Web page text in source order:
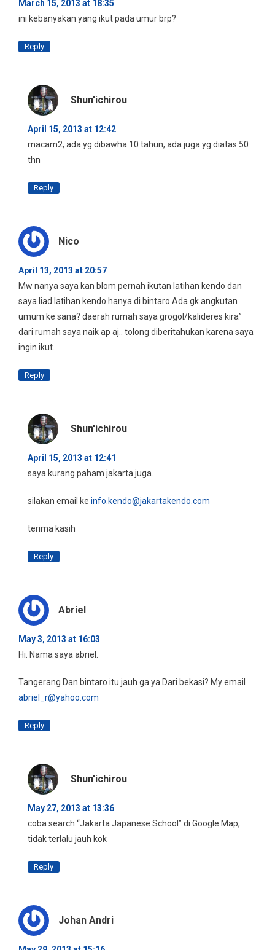
March 15, 2013 at 18:35
ini kebanyakan yang ikut pada umur brp?
Reply
Shun'ichirou
April 15, 2013 at 12:42
macam2, ada yg dibawha 10 tahun, ada juga yg diatas 50
thn
Reply
Nico
April 13, 2013 at 20:57
Mw nanya saya kan blom pernah ikutan latihan kendo dan
saya liad latihan kendo hanya di bintaro.Ada gk angkutan
umum ke sana? daerah rumah saya grogol/kalideres kira”
dari rumah saya naik ap aj.. tolong diberitahukan karena saya
ingin ikut.
Reply
Shun'ichirou
April 15, 2013 at 12:41
saya kurang paham jakarta juga.
silakan email ke info.kendo@jakartakendo.com
terima kasih
Reply
Abriel
May 3, 2013 at 16:03
Hi. Nama saya abriel.
Tangerang Dan bintaro itu jauh ga ya Dari bekasi? My email
abriel_r@yahoo.com
Reply
Shun'ichirou
May 27, 2013 at 13:36
coba search “Jakarta Japanese School” di Google Map,
tidak terlalu jauh kok
Reply
Johan Andri